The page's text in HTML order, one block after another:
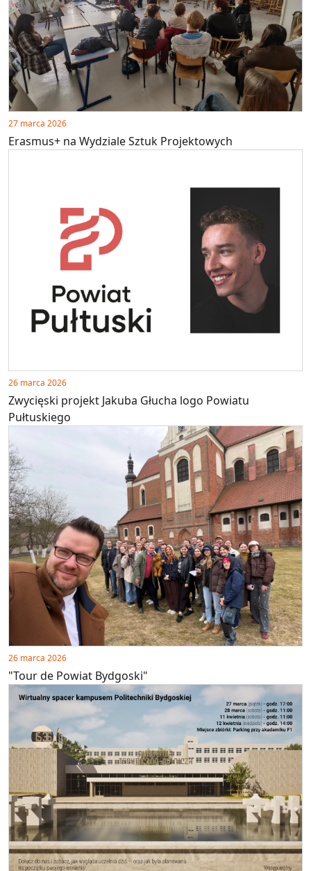
27 marca 2026
Erasmus+ na Wydziale Sztuk Projektowych
26 marca 2026
Zwycięski projekt Jakuba Głucha logo Powiatu
Pułtuskiego
26 marca 2026
"Tour de Powiat Bydgoski"